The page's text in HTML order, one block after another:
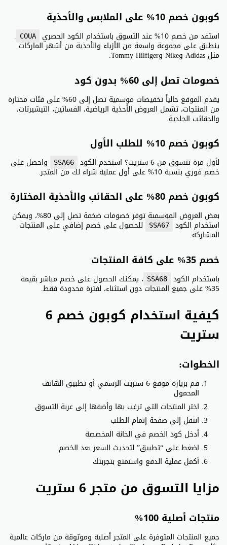
كوبون خصم 10% على الملابس والأحذية
استفد من خصم 10% عند التسوق باستخدام الكود الحصري COUA
.
ينطبق على مجموعة واسعة من الأزياء والأحذية من أشهر الماركات
مثل Adidas وNike وTommy Hilfiger.
خصومات تصل إلى 60% بدون كود
يقدم الموقع حالياً تخفيضات موسمية تصل إلى 60% على فئات مختارة
من المنتجات، تشمل العروض الأحذية الرياضية، الفساتين، التيشيرتات،
والحقائب الجلدية.
كوبون خصم 10% للطلب الأول
لأول مرة تتسوق من 6 ستريت؟ استخدم الكود SSA66 واحصل على
خصم فوري بنسبة 10% على أول عملية شراء لك من المتجر.
كوبون خصم 80% على الحقائب والأحذية المختارة
بعض العروض الموسمية توفر خصومات ضخمة تصل إلى 80%، ويمكن
استخدام الكود SSA67 للحصول على خصم إضافي على المنتجات
المشاركة.
خصم 35% على كافة المنتجات
باستخدام الكود SSA68 ، يمكنك الحصول على خصم مباشر بقيمة
35% على جميع المنتجات دون استثناء، لفترة محدودة فقط.
كيفية استخدام كوبون خصم 6
ستريت
الخطوات:
قم بزيارة موقع 6 ستريت الرسمي أو تطبيق الهاتف
المحمول
اختر المنتجات التي ترغب بها وأضفها إلى عربة التسوق
انتقل إلى صفحة إتمام الطلب
أدخل كود الخصم في الخانة المخصصة
اضغط على “تطبيق” لتحديث السعر بعد الخصم
أكمل عملية الدفع واستمتع بتجربتك
مزايا التسوق من متجر 6 ستريت
منتجات أصلية 100%
جميع المنتجات المتوفرة على المتجر أصلية وموثوقة من ماركات عالمية